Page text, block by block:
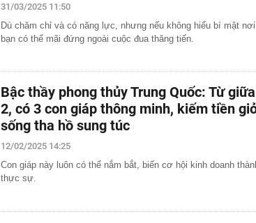
31/03/2025 11:50
Dù chăm chỉ và có năng lực, nhưng nếu không hiểu bí mật nơi
bạn có thể mãi đứng ngoài cuộc đua thăng tiến.
Bậc thầy phong thủy Trung Quốc: Từ
2, có 3 con giáp thông minh, kiếm tiền
sống tha hồ sung túc
12/02/2025 14:25
Con giáp này luôn có thể nắm bắt, biến cơ hội kinh doanh
thực sự.